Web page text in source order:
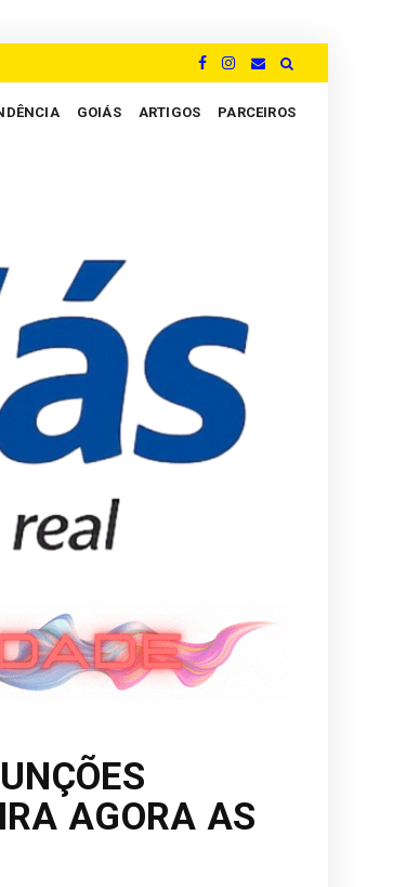
GOIÁS ARTIGOS PARCEIROS
Peritos: um grito por justiça e valorização no coração do
AGORA AS